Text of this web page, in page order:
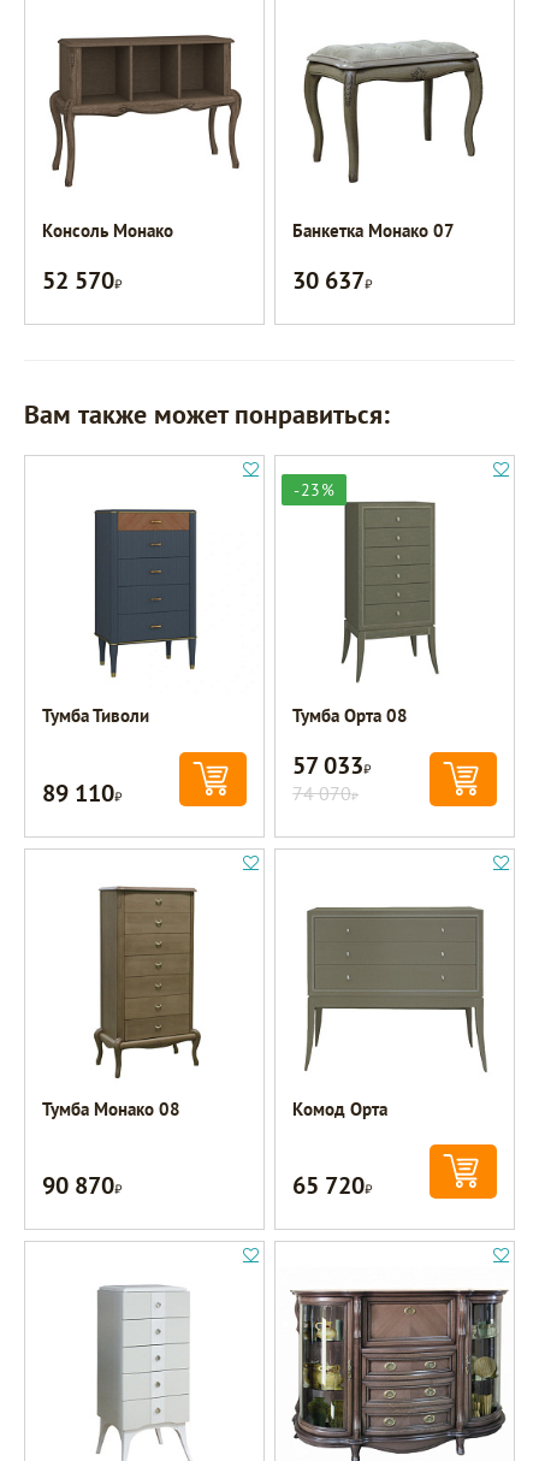
Консоль Монако
52 570Р
Банкетка Монако 07
30 637Р
Вам также может понравиться:
Тумба Тиволи
89 110Р
-23%
Тумба Орта 08
57 033Р
74 070Р
Тумба Монако 08
90 870Р
Комод Орта
65 720Р